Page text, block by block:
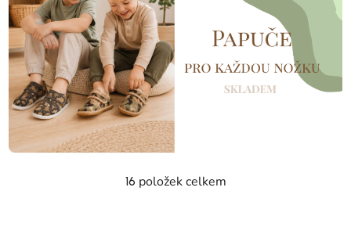
Ovládací prvky výpisu
16 položek celkem